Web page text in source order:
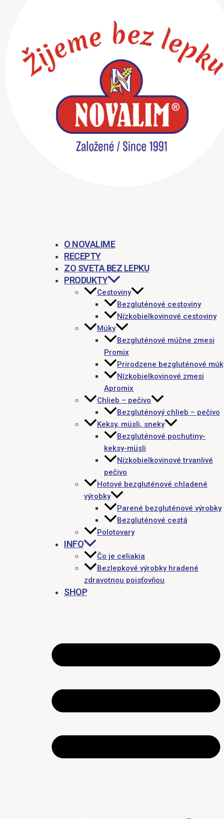
O NOVALIME
RECEPTY
ZO SVETA BEZ LEPKU
PRODUKTY
Cestoviny
Bezgluténové cestoviny
Nízkobielkovinové cestoviny
Múky
Bezgluténové múčne zmesi
Promix
Prirodzene bezgluténové
Nízkobielkovinové zmesi
Apromix
Chlieb – pečivo
Bezgluténový chlieb – pečivo
Keksy, müsli, sneky
Bezgluténové pochutiny-
keksy-müsli
Nízkobielkovinové trvanlivé
pečivo
Hotové bezgluténové chladené
výrobky
Parené bezgluténové výrobky
Bezgluténové cestá
Polotovary
INFO
Čo je celiakia
Bezlepkové výrobky hradené
zdravotnou poisťovňou
SHOP